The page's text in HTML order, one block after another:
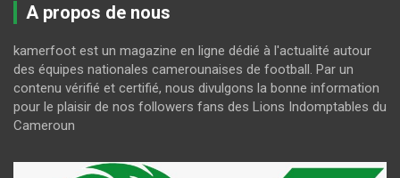
A propos de nous
kamerfoot est un magazine en ligne dédié à l'actualité autour
des équipes nationales camerounaises de football. Par un
contenu vérifié et certifié, nous divulgons la bonne information
pour le plaisir de nos followers fans des Lions Indomptables du
Cameroun